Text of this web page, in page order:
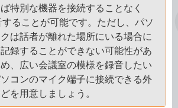
特別な機器を接続することなく
ることが可能です。ただし、パソ
は話者が離れた場所にいる場合に
録することができない可能性があ
、広い会議室の模様を録音したい
コンのマイク端子に接続できる外
を用意しましょう。